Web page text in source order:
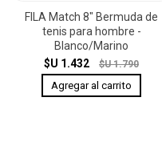
FILA Match 8" Bermuda de
tenis para hombre -
Blanco/Marino
$U 1.432
$U 1.790